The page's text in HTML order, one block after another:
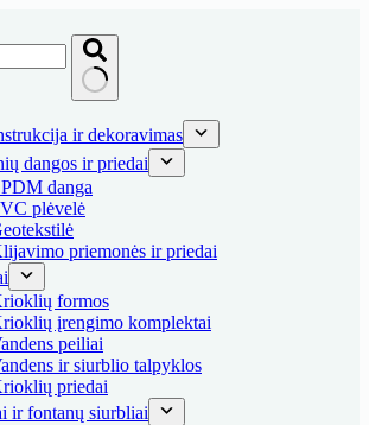
ir dekoravimas
dangos ir priedai
danga
plėvelė
priemonės ir priedai
formos
įrengimo komplektai
peiliai
ir siurblio talpyklos
priedai
ir fontanų siurbliai